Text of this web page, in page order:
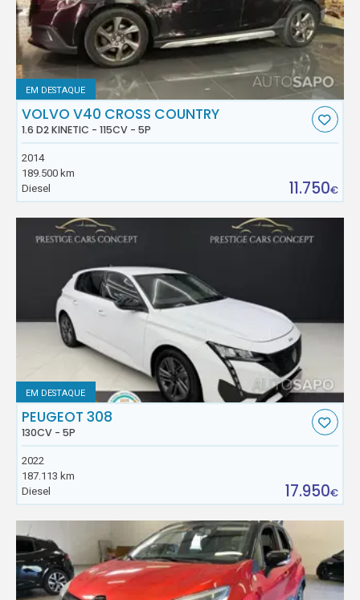
EM DESTAQUE
VOLVO V40 CROSS COUNTRY
1.6 D2 KINETIC - 115CV - 5P
2014
189.500 km
Diesel
11.750€
EM DESTAQUE
PEUGEOT 308
130CV - 5P
2022
187.113 km
Diesel
17.950€